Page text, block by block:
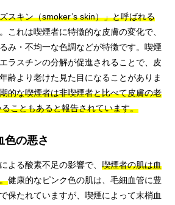
スキン（smoker’s skin）」と呼ばれる
これは喫煙者に特徴的な皮膚の変化で、
み・不均一な色調などが特徴です。喫煙
ラスチンの分解が促進されることで、皮
齢より老けた見た目になることがありま
的な喫煙者は非喫煙者と比べて皮膚の老
こともあると報告されています。
色の悪さ
よる酸素不足の影響で、 喫煙者の肌は血
健康的なピンク色の肌は、毛細血管に豊
保たれていますが、喫煙によって末梢血